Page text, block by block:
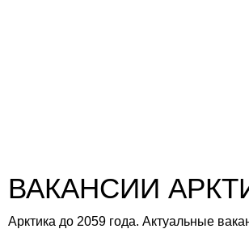
ВАКАНСИИ
Арктика до 2059 года. Актуальные